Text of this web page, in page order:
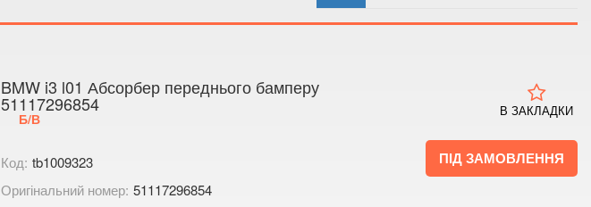
BMW i3 l01 Абсорбер переднього бамперу
51117296854
Б/В
ПІД ЗАМОВЛЕННЯ
В ЗАКЛАДКИ
Код: tb1009323
Оригінальний номер: 51117296854
Показати на мапі